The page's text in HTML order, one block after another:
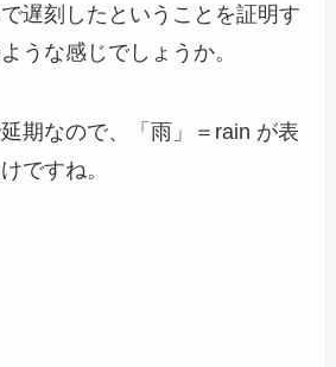
遅刻したということを証明す
うな感じでしょうか。
期なので、「雨」＝rain が表
ですね。